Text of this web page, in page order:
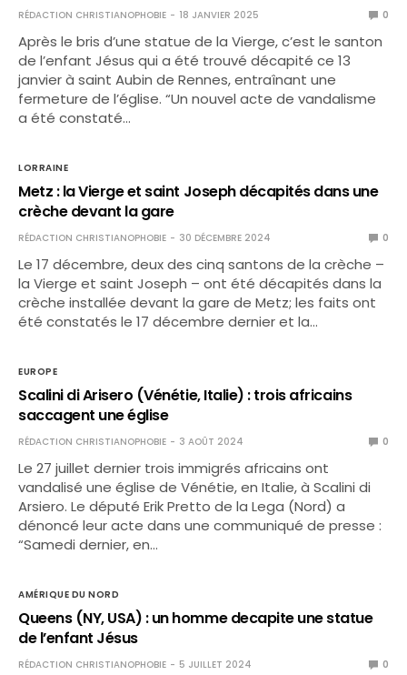
RÉDACTION CHRISTIANOPHOBIE 18 JANVIER 2025 0
Après le bris d’une statue de la Vierge, c’est le santon
de l’enfant Jésus qui a été trouvé décapité ce 13
janvier à saint Aubin de Rennes, entraînant une
fermeture de l’église. “Un nouvel acte de vandalisme
a été constaté…
LORRAINE
Metz : la Vierge et saint Joseph décapités dans une
crèche devant la gare
RÉDACTION CHRISTIANOPHOBIE 30 DÉCEMBRE 2024 0
Le 17 décembre, deux des cinq santons de la crèche –
la Vierge et saint Joseph – ont été décapités dans la
crèche installée devant la gare de Metz; les faits ont
été constatés le 17 décembre dernier et la…
EUROPE
Scalini di Arisero (Vénétie, Italie) : trois africains
saccagent une église
RÉDACTION CHRISTIANOPHOBIE 3 AOÛT 2024 0
Le 27 juillet dernier trois immigrés africains ont
vandalisé une église de Vénétie, en Italie, à Scalini di
Arsiero. Le député Erik Pretto de la Lega (Nord) a
dénoncé leur acte dans une communiqué de presse :
“Samedi dernier, en…
AMÉRIQUE DU NORD
Queens (NY, USA) : un homme decapite une statue
de l’enfant Jésus
RÉDACTION CHRISTIANOPHOBIE 5 JUILLET 2024 0